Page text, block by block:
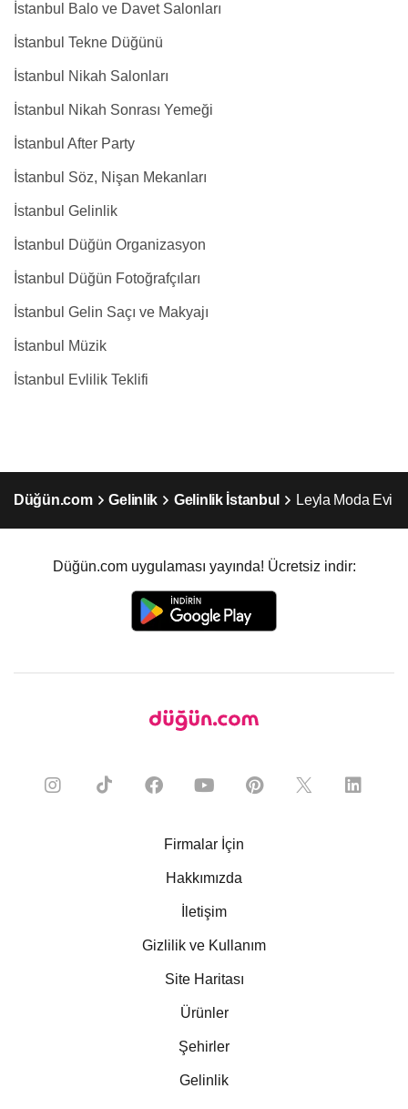
İstanbul Balo ve Davet Salonları
İstanbul Tekne Düğünü
İstanbul Nikah Salonları
İstanbul Nikah Sonrası Yemeği
İstanbul After Party
İstanbul Söz, Nişan Mekanları
İstanbul Gelinlik
İstanbul Düğün Organizasyon
İstanbul Düğün Fotoğrafçıları
İstanbul Gelin Saçı ve Makyajı
İstanbul Müzik
İstanbul Evlilik Teklifi
Düğün.com Gelinlik Gelinlik İstanbul Leyla Moda Evi
Düğün.com uygulaması yayında! Ücretsiz indir:
Firmalar İçin
Hakkımızda
İletişim
Gizlilik ve Kullanım
Site Haritası
Ürünler
Şehirler
Gelinlik